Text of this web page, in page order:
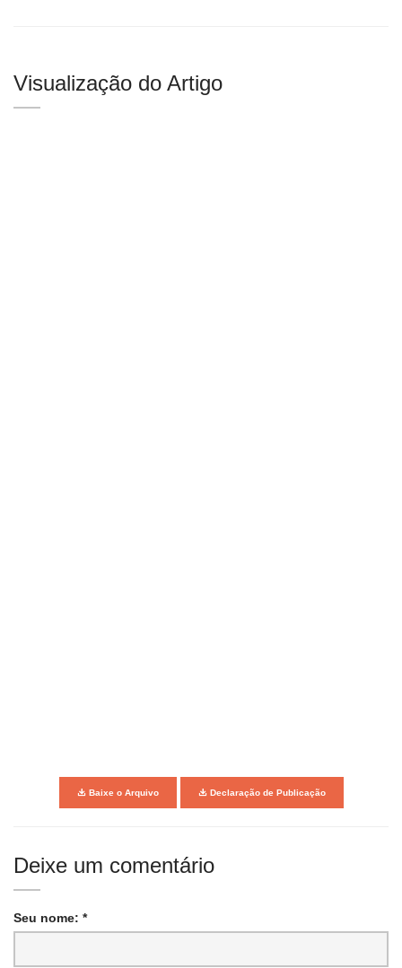
Visualização do Artigo
Baixe o Arquivo Declaração de Publicação
Deixe um comentário
Seu nome: *